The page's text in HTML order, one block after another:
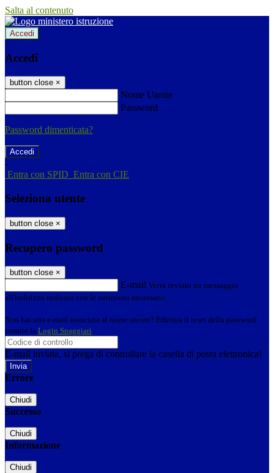
Salta al contenuto
Accedi
Accedi
button close ×
Nome Utente
Password
Password dimenticata?
-
Entra con SPID Entra con CIE
Seleziona utente
button close ×
Recupero password
button close ×
E-mail Verrà inviato un messaggio
all'indirizzo indicato con le istruzioni necessarie.
Non hai una e-mail associata al nome utente? Effettua il reset della password
tramite la Login Spaggiari
E-mail inviata, si prega di controllare la casella di posta elettronica!
Errore
Chiudi
Successo
Chiudi
Informazione
Chiudi